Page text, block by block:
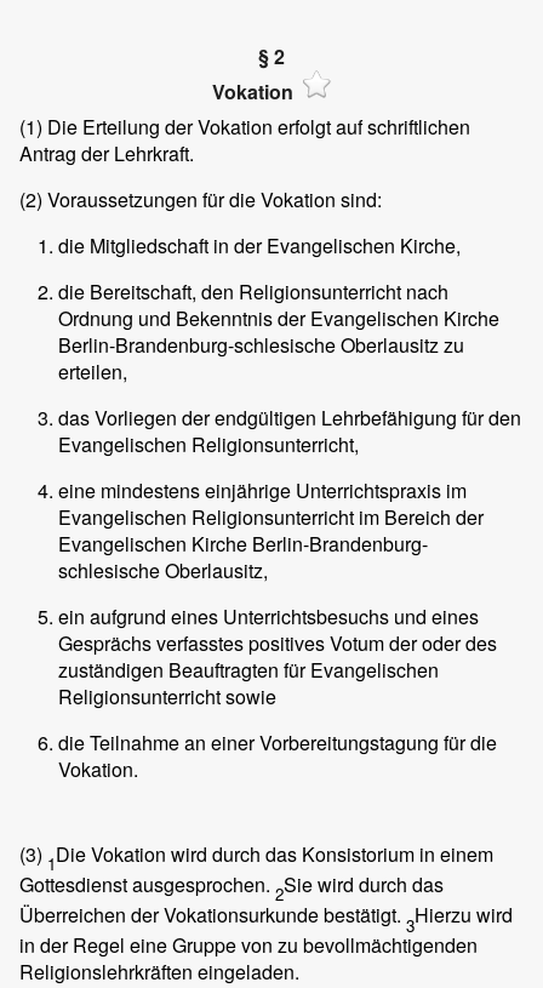
§ 2
Vokation
(1) Die Erteilung der Vokation erfolgt auf schriftlichen
Antrag der Lehrkraft.
(2) Voraussetzungen für die Vokation sind:
die Mitgliedschaft in der Evangelischen Kirche,
die Bereitschaft, den Religionsunterricht nach
Ordnung und Bekenntnis der Evangelischen Kirche
Berlin-Brandenburg-schlesische Oberlausitz zu
erteilen,
das Vorliegen der endgültigen Lehrbefähigung für den
Evangelischen Religionsunterricht,
eine mindestens einjährige Unterrichtspraxis im
Evangelischen Religionsunterricht im Bereich der
Evangelischen Kirche Berlin-Brandenburg-
schlesische Oberlausitz,
ein aufgrund eines Unterrichtsbesuchs und eines
Gesprächs verfasstes positives Votum der oder des
zuständigen Beauftragten für Evangelischen
Religionsunterricht sowie
die Teilnahme an einer Vorbereitungstagung für die
Vokation.
(3) 1Die Vokation wird durch das Konsistorium in einem
Gottesdienst ausgesprochen. 2Sie wird durch das
Überreichen der Vokationsurkunde bestätigt. 3Hierzu wird
in der Regel eine Gruppe von zu bevollmächtigenden
Religionslehrkräften eingeladen.